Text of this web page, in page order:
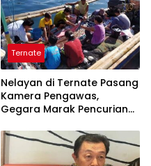
Ternate
Nelayan di Ternate Pasang
Kamera Pengawas,
Gegara Marak Pencurian